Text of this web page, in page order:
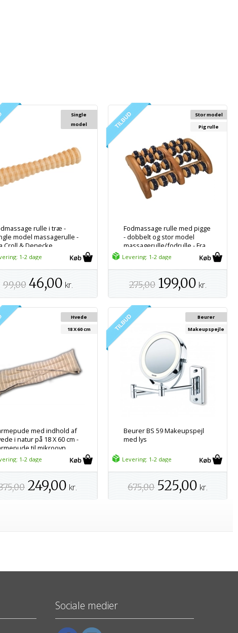
rulle i træ -
model massagerulle -
Croll & Denecke
Single
model
1-2 dage
99,00 46,00 kr.
Fodmassage rulle med pigge
- dobbelt og stor model
massagerulle/fodrulle - Fra
Croll & Denecke
Stor model
Pig rulle
Levering: 1-2 dage
275,00 199,00 kr.
med indhold af
i natur på 18 X 60 cm -
til mikroovn
Hvede
18 X 60 cm
1-2 dage
249,00 kr.
Beurer BS 59 Makeupspejl
med lys
Beurer
Makeupspejle
Levering: 1-2 dage
675,00 525,00 kr.
Sociale medier